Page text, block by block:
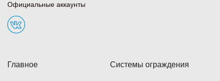
Главное Системы ограждения
Официальные аккаунты